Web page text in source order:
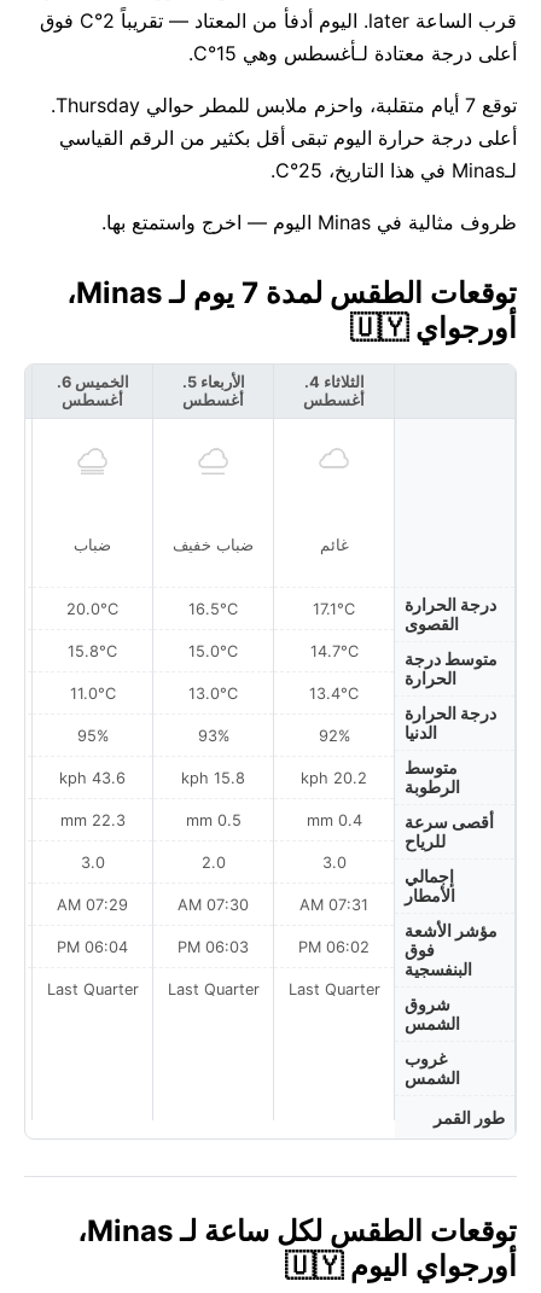
قرب الساعة later. اليوم أدفأ من المعتاد — تقريباً 2°C فوق
أعلى درجة معتادة لـأغسطس وهي 15°C.
توقع 7 أيام متقلبة، واحزم ملابس للمطر حوالي Thursday.
أعلى درجة حرارة اليوم تبقى أقل بكثير من الرقم القياسي
لـMinas في هذا التاريخ، 25°C.
ظروف مثالية في Minas اليوم — اخرج واستمتع بها.
توقعات الطقس لمدة 7 يوم لـ Minas،
أورجواي 🇺🇾
درجة الحرارة
القصوى
متوسط درجة
الحرارة
درجة الحرارة
الدنيا
متوسط
الرطوبة
أقصى سرعة
للرياح
إجمالي
الأمطار
مؤشر الأشعة
فوق
البنفسجية
شروق
الشمس
غروب
الشمس
طور القمر
الثلاثاء 4.
أغسطس
غائم
17.1°C
14.7°C
13.4°C
92%
20.2 kph
0.4 mm
3.0
07:31 AM
06:02 PM
Last Quarter
الأربعاء 5.
أغسطس
ضباب خفيف
16.5°C
15.0°C
13.0°C
93%
15.8 kph
0.5 mm
2.0
07:30 AM
06:03 PM
Last Quarter
الخميس 6.
أغسطس
ضباب
20.0°C
15.8°C
11.0°C
95%
43.6 kph
22.3 mm
3.0
07:29 AM
06:04 PM
Last Quarter
توقعات الطقس لكل ساعة لـ Minas،
أورجواي اليوم 🇺🇾